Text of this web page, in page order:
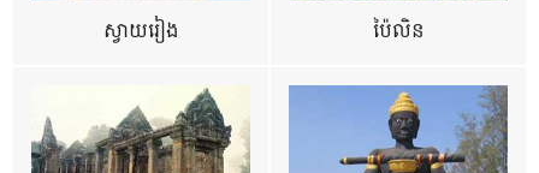
ស្វាយរៀង ប៉ៃលិន